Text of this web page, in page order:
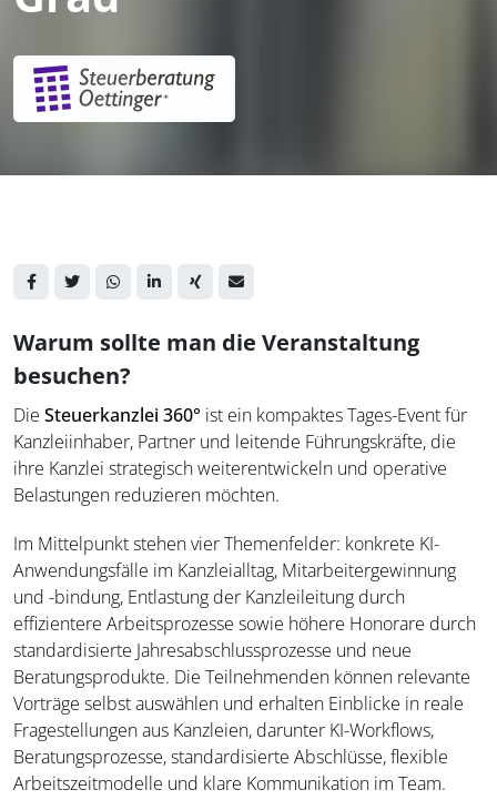
Warum sollte man die Veranstaltung
besuchen?
Die Steuerkanzlei 360° ist ein kompaktes Tages-Event für
Kanzleiinhaber, Partner und leitende Führungskräfte, die
ihre Kanzlei strategisch weiterentwickeln und operative
Belastungen reduzieren möchten.
Im Mittelpunkt stehen vier Themenfelder: konkrete KI-
Anwendungsfälle im Kanzleialltag, Mitarbeitergewinnung
und -bindung, Entlastung der Kanzleileitung durch
effizientere Arbeitsprozesse sowie höhere Honorare durch
standardisierte Jahresabschlussprozesse und neue
Beratungsprodukte. Die Teilnehmenden können relevante
Vorträge selbst auswählen und erhalten Einblicke in reale
Fragestellungen aus Kanzleien, darunter KI-Workflows,
Beratungsprozesse, standardisierte Abschlüsse, flexible
Arbeitszeitmodelle und klare Kommunikation im Team.